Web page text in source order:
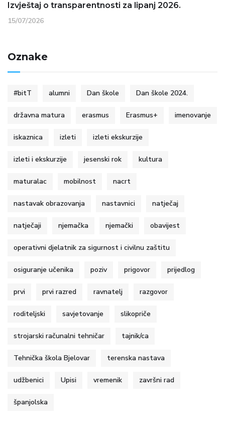
Izvještaj o transparentnosti za lipanj 2026.
15/07/2026
Oznake
#bitT alumni Dan škole Dan škole 2024.
državna matura erasmus Erasmus+ imenovanje
iskaznica izleti izleti ekskurzije
izleti i ekskurzije jesenski rok kultura
maturalac mobilnost nacrt
nastavak obrazovanja nastavnici natječaj
natječaji njemačka njemački obavijest
operativni djelatnik za sigurnost i civilnu zaštitu
osiguranje učenika poziv prigovor prijedlog
prvi prvi razred ravnatelj razgovor
roditeljski savjetovanje slikopriče
strojarski računalni tehničar tajnik/ca
Tehnička škola Bjelovar terenska nastava
udžbenici Upisi vremenik završni rad
španjolska